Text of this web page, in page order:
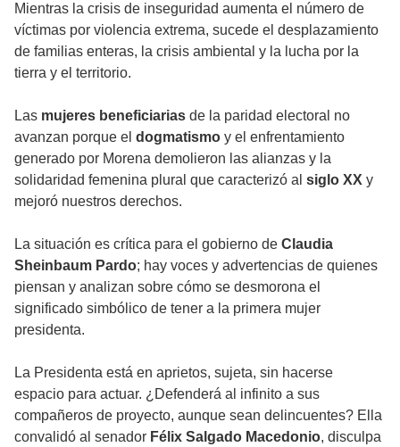
Mientras la crisis de inseguridad aumenta el número de
víctimas por violencia extrema, sucede el desplazamiento
de familias enteras, la crisis ambiental y la lucha por la
tierra y el territorio.
Las mujeres beneficiarias de la paridad electoral no
avanzan porque el dogmatismo y el enfrentamiento
generado por Morena demolieron las alianzas y la
solidaridad femenina plural que caracterizó al siglo XX y
mejoró nuestros derechos.
La situación es crítica para el gobierno de Claudia
Sheinbaum Pardo; hay voces y advertencias de quienes
piensan y analizan sobre cómo se desmorona el
significado simbólico de tener a la primera mujer
presidenta.
La Presidenta está en aprietos, sujeta, sin hacerse
espacio para actuar. ¿Defenderá al infinito a sus
compañeros de proyecto, aunque sean delincuentes? Ella
convalidó al senador Félix Salgado Macedonio, disculpa